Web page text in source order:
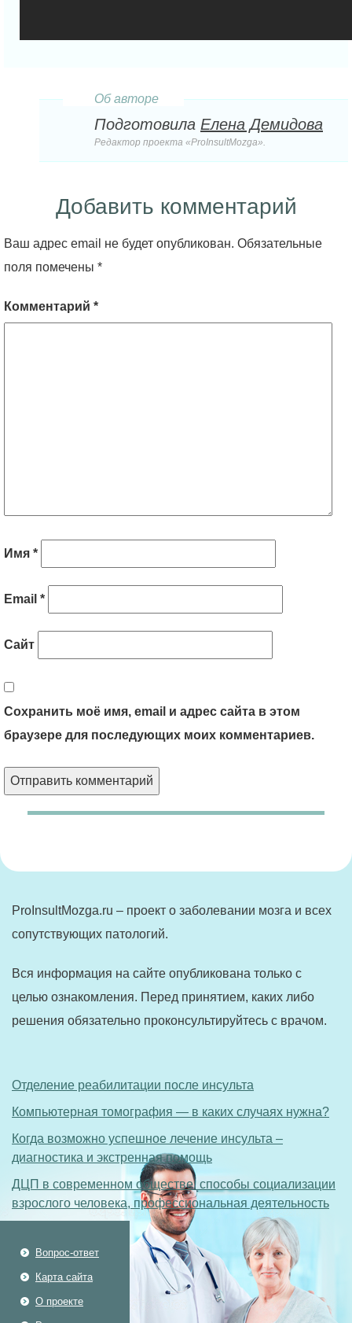
Об авторе
Подготовила Елена Демидова
Редактор проекта «ProInsultMozga».
Добавить комментарий
Ваш адрес email не будет опубликован. Обязательные
поля помечены *
Комментарий *
Имя *
Email *
Сайт
Сохранить моё имя, email и адрес сайта в этом
браузере для последующих моих комментариев.
ProInsultMozga.ru – проект о заболевании мозга и всех
сопутствующих патологий.
Вся информация на сайте опубликована только с
целью ознакомления. Перед принятием, каких либо
решения обязательно проконсультируйтесь с врачом.
Отделение реабилитации после инсульта
Компьютерная томография — в каких случаях нужна?
Когда возможно успешное лечение инсульта –
диагностика и экстренная помощь
ДЦП в современном обществе: способы социализации
взрослого человека, профессиональная деятельность
Вопрос-ответ
Карта сайта
О проекте